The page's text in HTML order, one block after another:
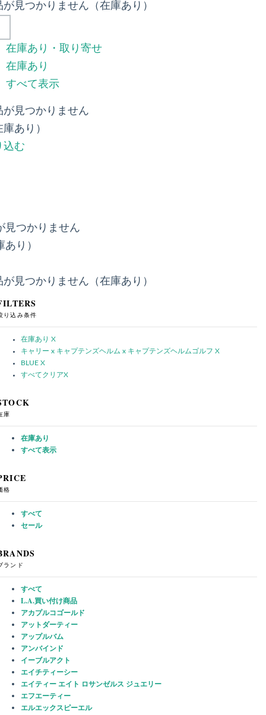
が見つかりません（在庫あり）
在庫あり・取り寄せ
在庫あり
すべて表示
が見つかりません
あり）
込む
見つかりません
あり）
が見つかりません（在庫あり）
り込み条件
在庫あり X
キャリー x キャプテンズヘルム x キャプテンズヘルムゴルフ X
BLUE X
すべてクリアX
庫
在庫あり
すべて表示
格
すべて
セール
ランド
すべて
L.A.買い付け商品
アカプルコゴールド
アットダーティー
アップルバム
アンバインド
イーブルアクト
エイチティーシー
エイティー エイト ロサンゼルス ジュエリー
エフエーティー
エルエックスピーエル